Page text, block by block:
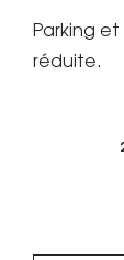
Parking
réduite.